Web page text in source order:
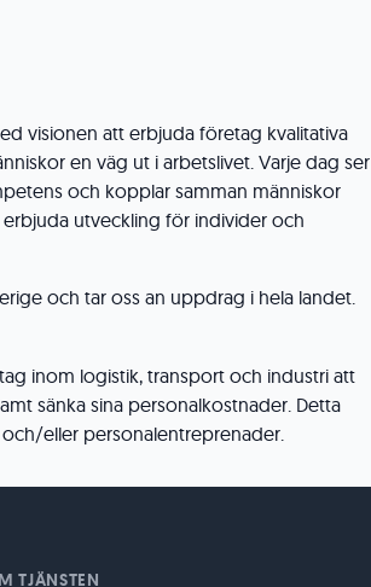
visionen att erbjuda företag kvalitativa
en väg ut i arbetslivet. Varje dag ser
och kopplar samman människor
utveckling för individer och
och tar oss an uppdrag i hela landet.
inom logistik, transport och industri att
sänka sina personalkostnader. Detta
eller personalentreprenader.
TJÄNSTEN